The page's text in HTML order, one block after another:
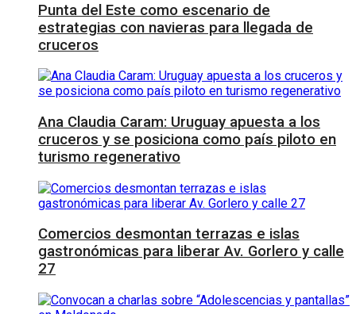
Punta del Este como escenario de
estrategias con navieras para llegada de
cruceros
Ana Claudia Caram: Uruguay apuesta a los
cruceros y se posiciona como país piloto en
turismo regenerativo
Comercios desmontan terrazas e islas
gastronómicas para liberar Av. Gorlero y calle
27